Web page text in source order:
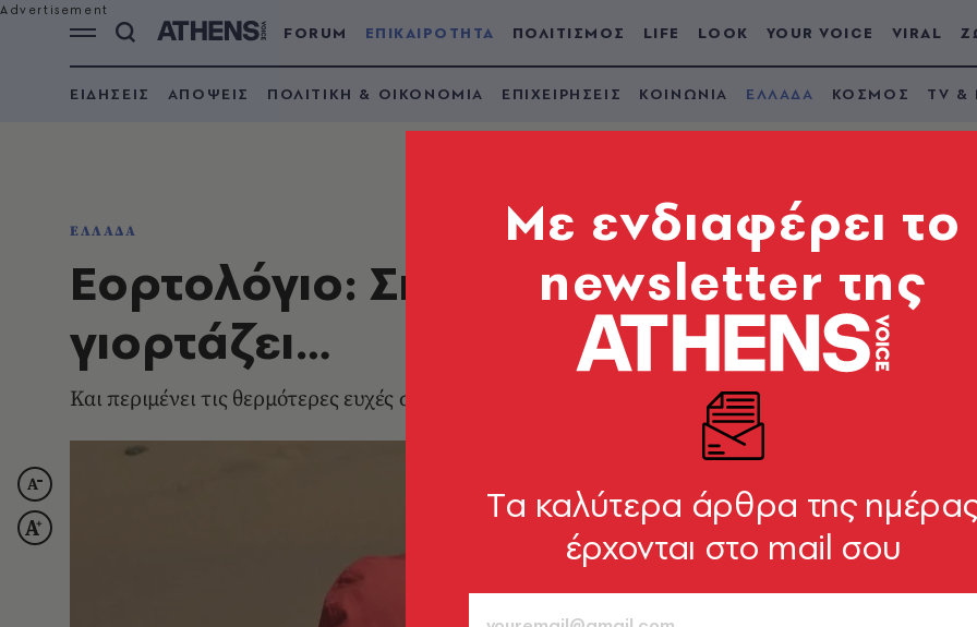
FORUM ΕΠΙΚΑΙΡΟΤΗΤΑ ΠΟΛΙΤΙΣΜΟΣ LIFE LOOK YOUR VOICE VIRAL
ΕΙΔΗΣΕΙΣ ΑΠΟΨΕΙΣ ΠΟΛΙΤΙΚΗ & ΟΙΚΟΝΟΜΙΑ ΕΠΙΧΕΙΡΗΣΕΙΣ ΚΟΙΝΩΝΙΑ ΕΛΛΑΔΑ ΚΟΣΜΟΣ TV &
ΕΛΛΑΔΑ
Εορτολόγιο: Σήμερα 11 Ιουνίου 2026
γιορτάζει…
Και περιμένει τις θερμότερες ευχές σου!
Mε ενδιαφέρει το
newsletter της
Tα καλύτερα άρθρα της
έρχονται στο mail σου